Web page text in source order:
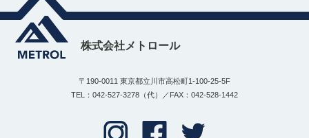
株式会社メトロール
〒190-0011 東京都立川市高松町1-100-25-5F
TEL：042-527-3278（代）／FAX：042-528-1442